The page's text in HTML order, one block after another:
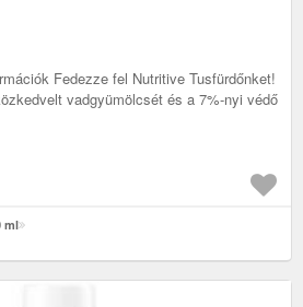
Fedezze fel Nutritive Tusfürdőnket!
vadgyümölcsét és a 7%-nyi védő
ml